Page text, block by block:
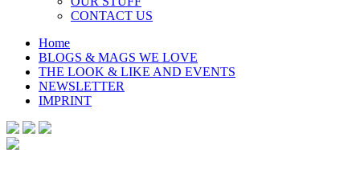
CONTACT US
Home
BLOGS & MAGS WE LOVE
THE LOOK & LIKE AND EVENTS
NEWSLETTER
IMPRINT